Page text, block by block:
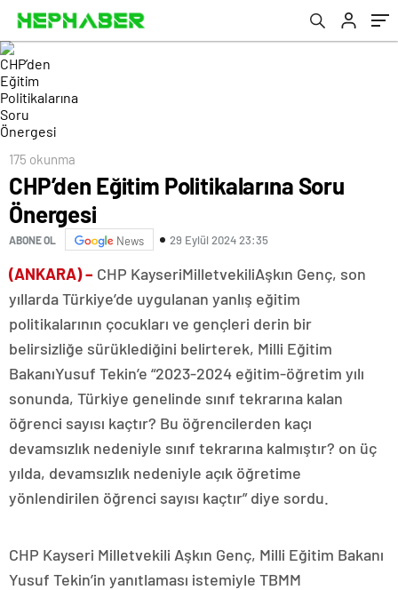
175 okunma
CHP’den Eğitim Politikalarına Soru
Önergesi
ABONE OL News 29 Eylül 2024 23:35
(ANKARA) – CHP KayseriMilletvekiliAşkın Genç, son
yıllarda Türkiye’de uygulanan yanlış eğitim
politikalarının çocukları ve gençleri derin bir
belirsizliğe sürüklediğini belirterek, Milli Eğitim
BakanıYusuf Tekin’e “2023-2024 eğitim-öğretim yılı
sonunda, Türkiye genelinde sınıf tekrarına kalan
öğrenci sayısı kaçtır? Bu öğrencilerden kaçı
devamsızlık nedeniyle sınıf tekrarına kalmıştır? on üç
yılda, devamsızlık nedeniyle açık öğretime
yönlendirilen öğrenci sayısı kaçtır” diye sordu.
CHP Kayseri Milletvekili Aşkın Genç, Milli Eğitim Bakanı
Yusuf Tekin’in yanıtlaması istemiyle TBMM